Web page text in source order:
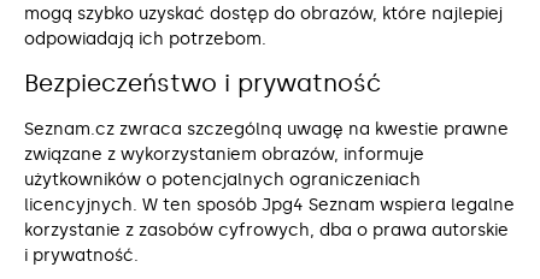
mogą szybko uzyskać dostęp do obrazów, które najlepiej
odpowiadają ich potrzebom.
Bezpieczeństwo i prywatność
Seznam.cz zwraca szczególną uwagę na kwestie prawne
związane z wykorzystaniem obrazów, informuje
użytkowników o potencjalnych ograniczeniach
licencyjnych. W ten sposób Jpg4 Seznam wspiera legalne
korzystanie z zasobów cyfrowych, dba o prawa autorskie
i prywatność.